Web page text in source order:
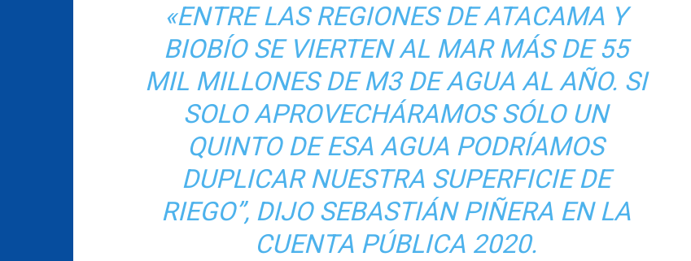
«ENTRE LAS REGIONES DE ATACAMA Y
BIOBÍO SE VIERTEN AL MAR MÁS DE 55
MIL MILLONES DE M3 DE AGUA AL AÑO. SI
SOLO APROVECHÁRAMOS SÓLO UN
QUINTO DE ESA AGUA PODRÍAMOS
DUPLICAR NUESTRA SUPERFICIE DE
RIEGO”, DIJO SEBASTIÁN PIÑERA EN LA
CUENTA PÚBLICA 2020.